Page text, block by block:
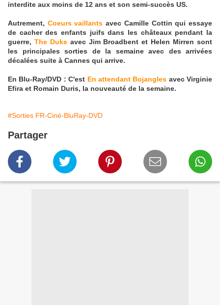
interdite aux moins de 12 ans et son semi-succès US.
Autrement, Coeurs vaillants avec Camille Cottin qui essaye
de cacher des enfants juifs dans les châteaux pendant la
guerre, The Dukeavec Jim Broadbent et Helen Mirren sont
les principales sorties de la semaine avec des arrivées
décalées suite à Cannes qui arrive.
En Blu-Ray/DVD : C'est En attendant Bojangles avec Virginie
Efira et Romain Duris, la nouveauté de la semaine.
#Sorties FR-Ciné-BluRay-DVD
Partager